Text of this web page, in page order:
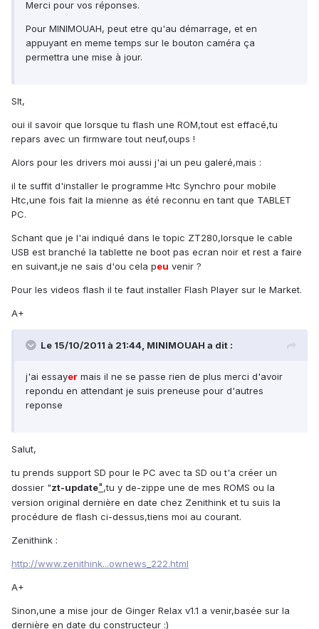
Merci pour vos réponses.
Pour MINIMOUAH, peut etre qu'au démarrage, et en
appuyant en meme temps sur le bouton caméra ça
permettra une mise à jour.
Slt,
oui il savoir que lorsque tu flash une ROM,tout est effacé,tu
repars avec un firmware tout neuf,oups !
Alors pour les drivers moi aussi j'ai un peu galeré,mais :
il te suffit d'installer le programme Htc Synchro pour mobile
Htc,une fois fait la mienne as été reconnu en tant que TABLET
PC.
Schant que je l'ai indiqué dans le topic ZT280,lorsque le cable
USB est branché la tablette ne boot pas ecran noir et rest a faire
en suivant,je ne sais d'ou cela peu venir ?
Pour les videos flash il te faut installer Flash Player sur le Market.
A+
Le 15/10/2011 à 21:44, MINIMOUAH a dit :
j'ai essayer mais il ne se passe rien de plus merci d'avoir
repondu en attendant je suis preneuse pour d'autres
reponse
Salut,
tu prends support SD pour le PC avec ta SD ou t'a créer un
dossier "zt-update",tu y de-zippe une de mes ROMS ou la
version original dernière en date chez Zenithink et tu suis la
procédure de flash ci-dessus,tiens moi au courant.
Zenithink :
http://www.zenithink...ownews_222.html
A+
Sinon,une a mise jour de Ginger Relax v1.1 a venir,basée sur la
dernière en date du constructeur :)